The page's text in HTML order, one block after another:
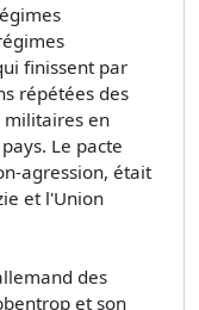
ﬁnissent par
répétées des
en
Le pacte
agression, était
et l'Union
des
et son